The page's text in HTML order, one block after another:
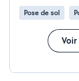
Pose de sol